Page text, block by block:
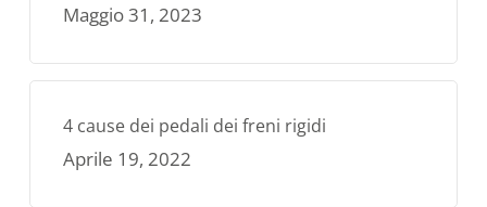
Maggio 31, 2023
4 cause dei pedali dei freni rigidi
Aprile 19, 2022